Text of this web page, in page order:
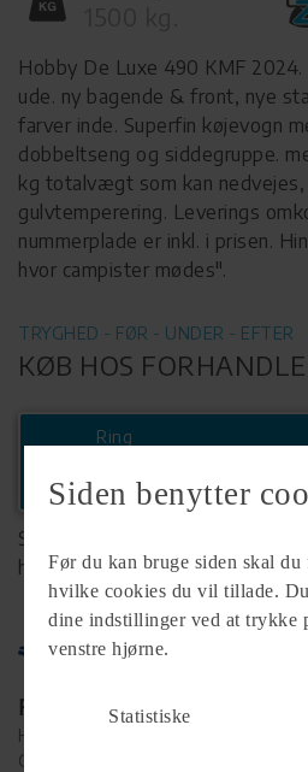
Hobby De Luxe 490 KMF
ude. ny bagende & front, nye
farver inde. Superfin køjevogn
dobbeltseng og siddegruppe.
kg totalvægt som kan nedvejes,
gulvtemperering. Leverings
nummerplade er inkl. i prisen.
hvor campister mødes".
TRYGHED - FØR - UNDER - EFTER
KØB HOS
Ring
+45
Se komplet info på forhandlerens
hjemmeside
Forhandler
Hinshøj Caravan A/S
Gl. Viborgvej 392, Ålum
Siden benytter
Før du kan bruge siden skal
hvilke cookies du vil tillade.
dine indstillinger ved at trykke
venstre hjørne.
Statistiske